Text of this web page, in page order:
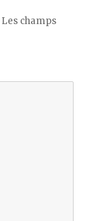
Les champs